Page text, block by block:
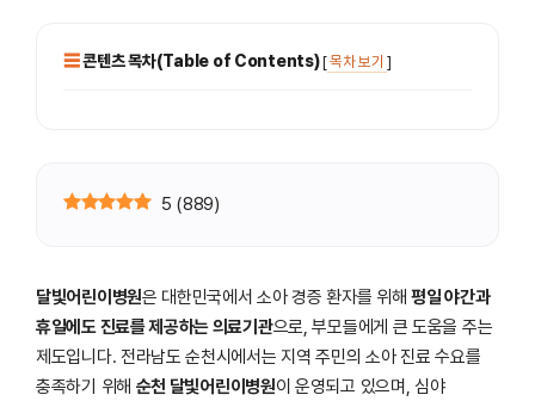
콘텐츠 목차(Table of Contents)[목차 보기 ]
5 (889)
달빛어린이병원은 대한민국에서 소아 경증 환자를 위해평일 야간과
휴일에도 진료를 제공하는 의료기관으로, 부모들에게 큰 도움을 주는
제도입니다. 전라남도 순천시에서는 지역 주민의 소아 진료 수요를
충족하기 위해 순천 달빛어린이병원이 운영되고 있으며, 심야